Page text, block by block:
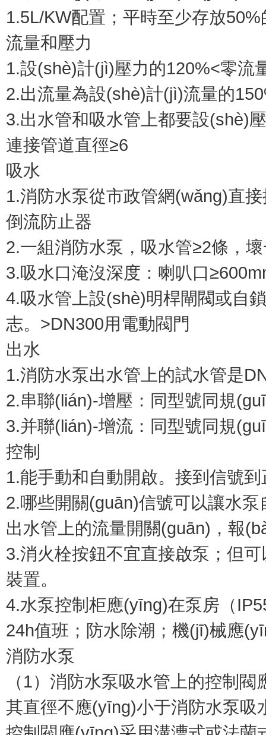
1.5L/KW配置；平時至少存放
流量和壓力
1.設(shè)計(jì)壓力的120%<零流量
2.出流量為設(shè)計(jì)流量的
3.出水管和吸水管上都要設(shè)壓
連接管道直徑≥6
吸水
1.消防水泵從市政管網(wǎng)直
倒流防止器
2.一組消防水泵，吸水管≥2條，
3.吸水口淹沒深度：喇叭口
4.吸水管上設(shè)明桿閘閥或自
志。>DN300用電動閥門
出水
1.消防水泵出水管上的試水管是
2.串聯(lián)-增壓：同型號同規(guī)
3.并聯(lián)-增流：同型號同規
控制
1.能手動和自動開啟。接到信
2.哪些開關(guān)信號可以讓水
出水管上的流量開關(guān)，報
3.消火栓按鈕不宜直接啟泵；但
裝置。
4.水泵控制柜應(yīng)在泵房（
24h值班；防水除潮；機(jī)
消防水泵
（1）消防水泵吸水管上的控制
其直徑不應(yīng)小于消防水泵吸水